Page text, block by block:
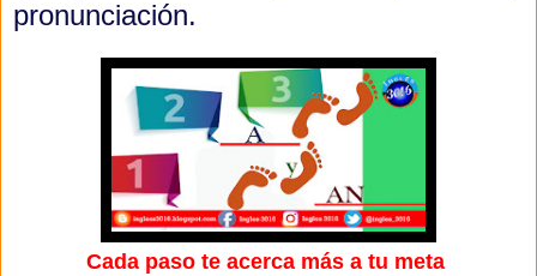
pronunciación.
Cada paso te acerca más a tu meta